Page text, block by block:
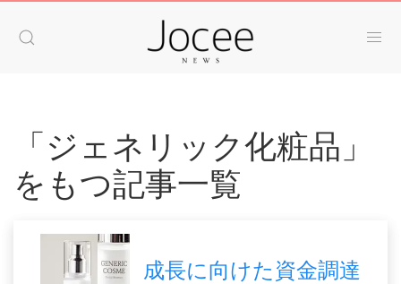
「ジェネリック化粧品」
をもつ記事一覧
成長に向けた資金調達